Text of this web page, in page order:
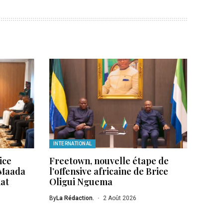
INTERNATIONAL
Freetown, nouvelle étape de
l’offensive africaine de Brice
Oligui Nguema
ByLa Rédaction. 2 Août 2026